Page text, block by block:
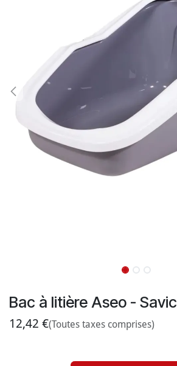
Bac à litière Aseo - Savic
12,42 €(Toutes taxes comprises)